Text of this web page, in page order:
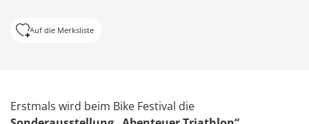
Auf die Merksliste
Erstmals wird beim Bike Festival die